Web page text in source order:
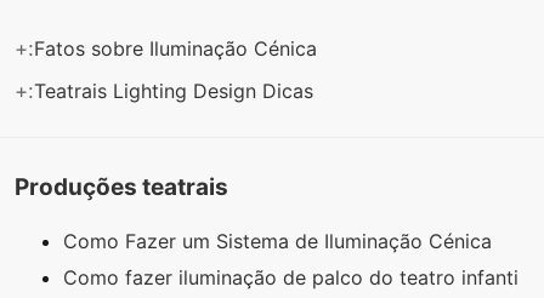
+:Fatos sobre Iluminação Cénica
+:Teatrais Lighting Design Dicas
Produções teatrais
Como Fazer um Sistema de Iluminação Cénica
Como fazer iluminação de palco do teatro infanti